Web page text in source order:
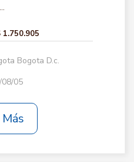
...
1.750.905
Bogota D.c.
05